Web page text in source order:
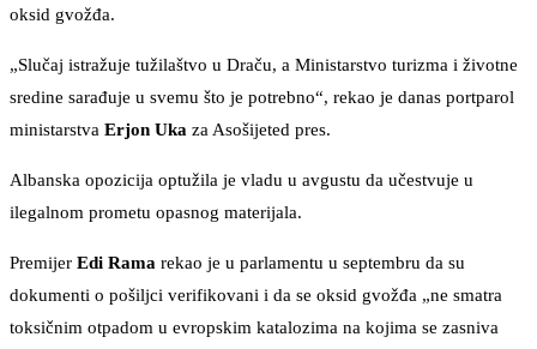
oksid gvožđa.
„Slučaj istražuje tužilaštvo u Draču, a Ministarstvo turizma i životne
sredine sarađuje u svemu što je potrebno“, rekao je danas portparol
ministarstva Erjon Uka za Asošijeted pres.
Albanska opozicija optužila je vladu u avgustu da učestvuje u
ilegalnom prometu opasnog materijala.
Premijer Edi Rama rekao je u parlamentu u septembru da su
dokumenti o pošiljci verifikovani i da se oksid gvožđa „ne smatra
toksičnim otpadom u evropskim katalozima na kojima se zasniva